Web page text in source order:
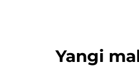
Yangi